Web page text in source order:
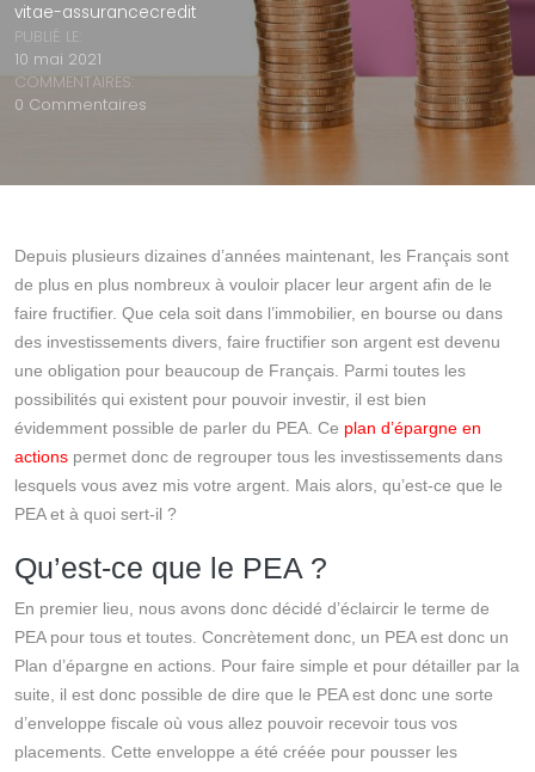
vitae-assurancecredit
PUBLIÉ LE:
10 mai 2021
COMMENTAIRES:
0 Commentaires
Depuis plusieurs dizaines d’années maintenant, les Français sont
de plus en plus nombreux à vouloir placer leur argent afin de le
faire fructifier. Que cela soit dans l’immobilier, en bourse ou dans
des investissements divers, faire fructifier son argent est devenu
une obligation pour beaucoup de Français. Parmi toutes les
possibilités qui existent pour pouvoir investir, il est bien
évidemment possible de parler du PEA. Ce plan d’épargne en
actions permet donc de regrouper tous les investissements dans
lesquels vous avez mis votre argent. Mais alors, qu’est-ce que le
PEA et à quoi sert-il ?
Qu’est-ce que le PEA ?
En premier lieu, nous avons donc décidé d’éclaircir le terme de
PEA pour tous et toutes. Concrètement donc, un PEA est donc un
Plan d’épargne en actions. Pour faire simple et pour détailler par la
suite, il est donc possible de dire que le PEA est donc une sorte
d’enveloppe fiscale où vous allez pouvoir recevoir tous vos
placements. Cette enveloppe a été créée pour pousser les